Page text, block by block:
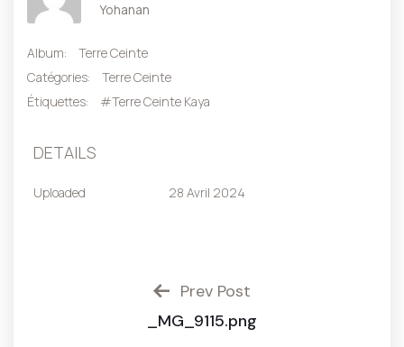
Yohanan
Album:
Terre Ceinte
Catégories:
Terre Ceinte
Étiquettes:
#Terre Ceinte Kaya
DETAILS
Uploaded 28 Avril 2024
Prev Post
_MG_9115.png